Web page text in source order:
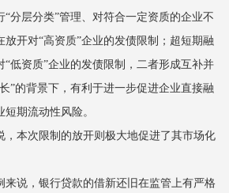
“分层分类”管理、对符合一定资质的企业不
开对“高资质”企业的发债限制；超短期融
“低资质”企业的发债限制，二者形成互补并
”的背景下，有利于进一步促进企业直接融
期流动性风险。
，本次限制的放开则极大地促进了其市场化
来说，银行贷款的借新还旧在监管上有严格